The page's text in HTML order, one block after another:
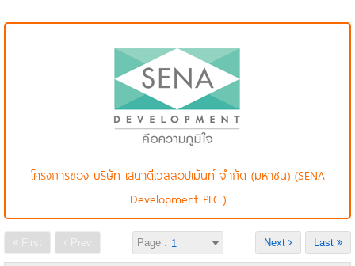
โครงการของ บริษัท เสนาดีเวลลอปเม้นท์ จำกัด (มหาชน) (SENA
Development PLC.)
First Prev Page : Last
Next